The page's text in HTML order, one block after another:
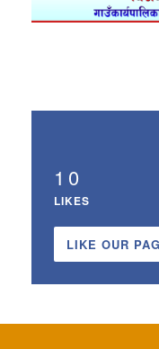
10
LIKES
LIKE OUR